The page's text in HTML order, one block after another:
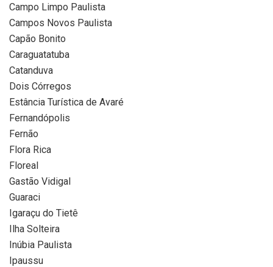
Campo Limpo Paulista
Campos Novos Paulista
Capão Bonito
Caraguatatuba
Catanduva
Dois Córregos
Estância Turística de Avaré
Fernandópolis
Fernão
Flora Rica
Floreal
Gastão Vidigal
Guaraci
Igaraçu do Tietê
Ilha Solteira
Inúbia Paulista
Ipaussu